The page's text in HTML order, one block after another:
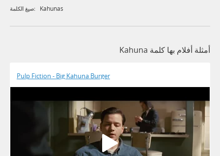
صيغ الكلمة: Kahunas
أمثلة أفلام بها كلمة Kahuna
Pulp Fiction - Big Kahuna Burger